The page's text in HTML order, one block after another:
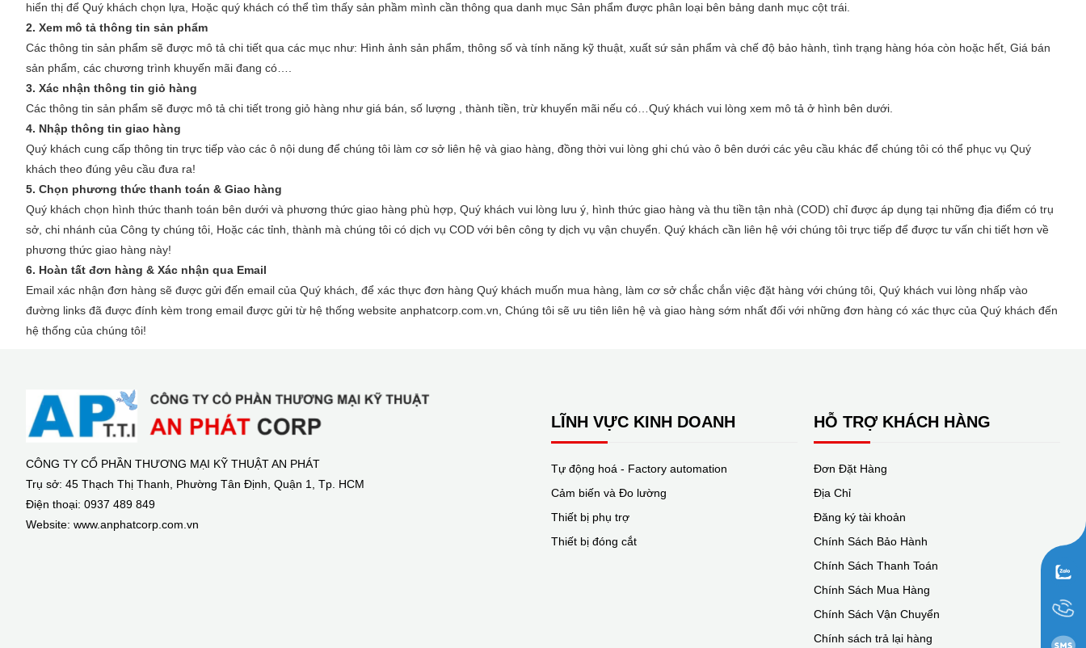
hiển thị để Quý khách chọn lựa, Hoặc quý khách có thể tìm thấy sản phầm mình cần thông qua danh mục Sản phẩm được phân loại bên bảng danh mục cột trái.
2. Xem mô tả thông tin sản phẩm
Các thông tin sản phẩm sẽ được mô tả chi tiết qua các mục như: Hình ảnh sản phẩm, thông số và tính năng kỹ thuật, xuất sứ sản phẩm và chế độ bảo hành, tình trạng hàng hóa còn hoặc hết, Giá bán
sản phẩm, các chương trình khuyến mãi đang có….
3. Xác nhận thông tin giỏ hàng
Các thông tin sản phẩm sẽ được mô tả chi tiết trong giỏ hàng như giá bán, số lượng , thành tiền, trừ khuyến mãi nếu có…Quý khách vui lòng xem mô tả ở hình bên dưới.
4. Nhập thông tin giao hàng
Quý khách cung cấp thông tin trực tiếp vào các ô nội dung để chúng tôi làm cơ sở liên hệ và giao hàng, đồng thời vui lòng ghi chú vào ô bên dưới các yêu cầu khác để chúng tôi có thể phục vụ Quý
khách theo đúng yêu cầu đưa ra!
5. Chọn phương thức thanh toán & Giao hàng
Quý khách chọn hình thức thanh toán bên dưới và phương thức giao hàng phù hợp, Quý khách vui lòng lưu ý, hình thức giao hàng và thu tiền tận nhà (COD) chỉ được áp dụng tại những địa điểm có trụ
sở, chi nhánh của Công ty chúng tôi, Hoặc các tỉnh, thành mà chúng tôi có dịch vụ COD với bên công ty dịch vụ vận chuyển. Quý khách cần liên hệ với chúng tôi trực tiếp để được tư vấn chi tiết hơn về
phương thức giao hàng này!
6. Hoàn tất đơn hàng & Xác nhận qua Email
Email xác nhận đơn hàng sẽ được gửi đến email của Quý khách, để xác thực đơn hàng Quý khách muốn mua hàng, làm cơ sở chắc chắn việc đặt hàng với chúng tôi, Quý khách vui lòng nhấp vào
đường links đã được đính kèm trong email được gửi từ hệ thống website anphatcorp.com.vn, Chúng tôi sẽ ưu tiên liên hệ và giao hàng sớm nhất đối với những đơn hàng có xác thực của Quý khách đến
hệ thống của chúng tôi!
CÔNG TY CỔ PHẦN THƯƠNG MẠI KỸ THUẬT AN PHÁT
Trụ sở: 45 Thạch Thị Thanh, Phường Tân Định, Quận 1, Tp. HCM
Điện thoại: 0937 489 849
Website: www.anphatcorp.com.vn
LĨNH VỰC KINH DOANH
Tự động hoá - Factory automation
Cảm biến và Đo lường
Thiết bị phụ trợ
Thiết bị đóng cắt
HỖ TRỢ KHÁCH HÀNG
Đơn Đặt Hàng
Địa Chỉ
Đăng ký tài khoản
Chính Sách Bảo Hành
Chính Sách Thanh Toán
Chính Sách Mua Hàng
Chính Sách Vận Chuyển
Chính sách trả lại hàng